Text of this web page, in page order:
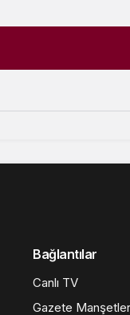
Bağlantılar
Canlı TV
Gazete